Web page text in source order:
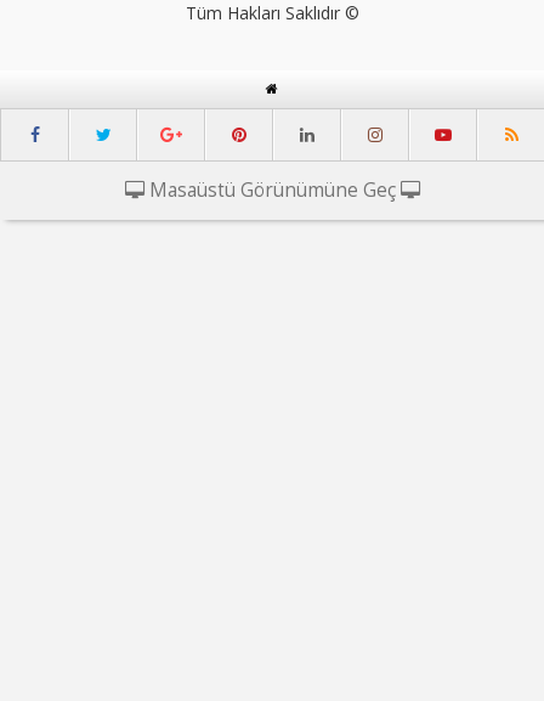
Tüm Hakları Saklıdır ©
Masaüstü Görünümüne Geç